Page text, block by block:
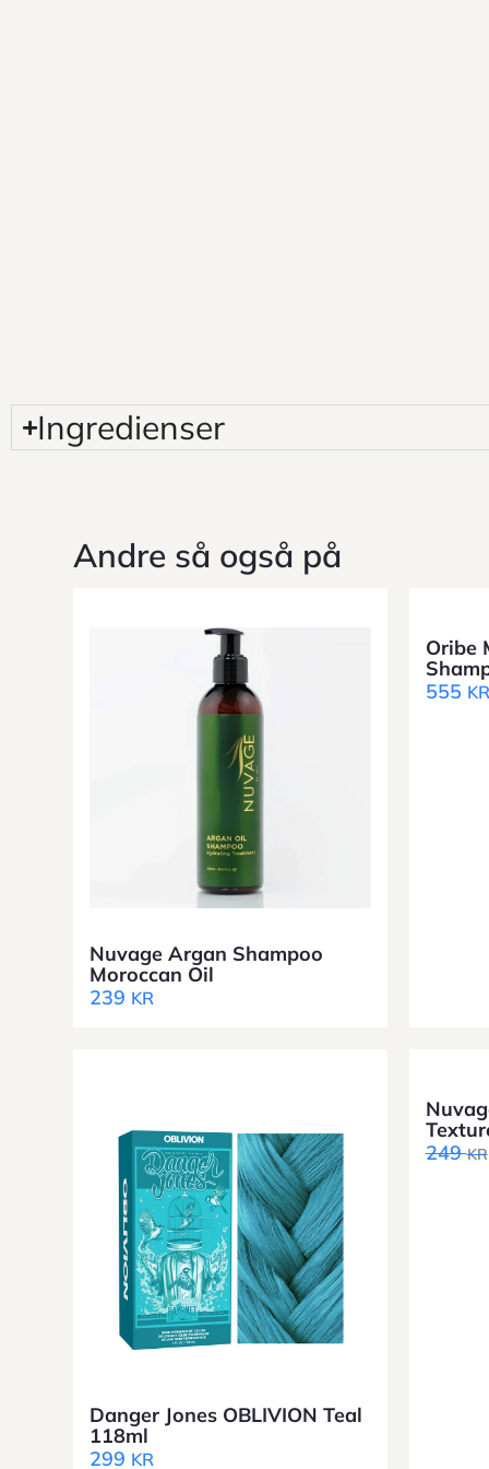
Ingredienser
Andre så også på
Nuvage Argan Shampoo
Moroccan Oil
239 KR
Oribe
555 KR
Danger Jones OBLIVION Teal
118ml
299 KR
249KR